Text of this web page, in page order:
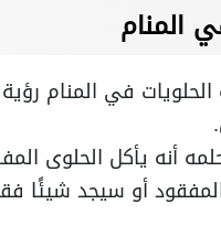
المنام
في المنام
أنه يأكل الحلوى
أو سيجد شيئًا